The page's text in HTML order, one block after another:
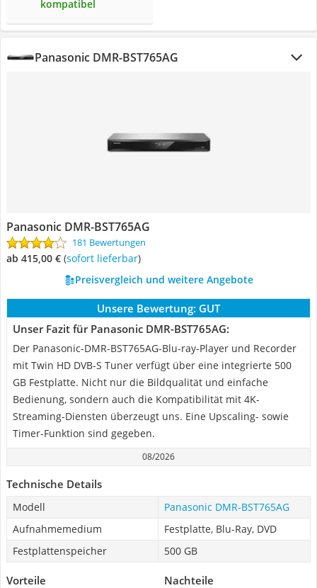
kompatibel
Panasonic DMR-BST765AG
Panasonic DMR-BST765AG
181 Bewertungen
ab 415,00 € ( Sofort lieferbar)
Preisvergleich und weitere Angebote
Unsere Bewertung: GUT
Unser Fazit für Panasonic DMR-BST765AG:
Der Panasonic-DMR-BST765AG-Blu-ray-Player und Recorder
mit Twin HD DVB-S Tuner verfügt über eine integrierte 500
GB Festplatte. Nicht nur die Bildqualität und einfache
Bedienung, sondern auch die Kompatibilität mit 4K-
Streaming-Diensten überzeugt uns. Eine Upscaling- sowie
Timer-Funktion sind gegeben.
08/2026
Technische Details
Modell
Panasonic DMR-BST765AG
Aufnahmemedium
Festplatte, Blu-Ray, DVD
Festplattenspeicher
500 GB
Vorteile Nachteile